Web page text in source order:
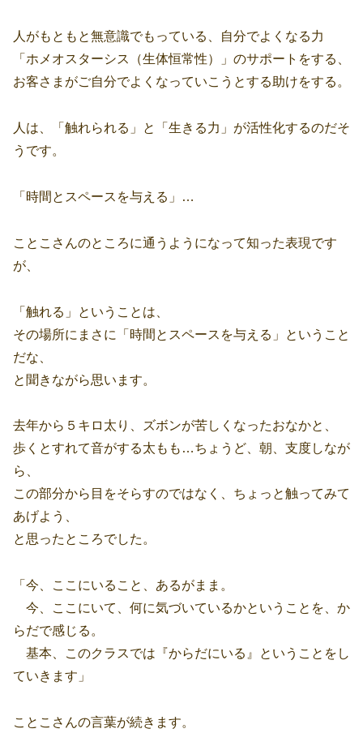
人がもともと無意識でもっている、自分でよくなる力
「ホメオスターシス（生体恒常性）」のサポートをする、
お客さまがご自分でよくなっていこうとする助けをする。
人は、「触れられる」と「生きる力」が活性化するのだそ
うです。
「時間とスペースを与える」…
ことこさんのところに通うようになって知った表現です
が、
「触れる」ということは、
その場所にまさに「時間とスペースを与える」ということ
だな、
と聞きながら思います。
去年から５キロ太り、ズボンが苦しくなったおなかと、
歩くとすれて音がする太もも…ちょうど、朝、支度しなが
ら、
この部分から目をそらすのではなく、ちょっと触ってみて
あげよう、
と思ったところでした。
「今、ここにいること、あるがまま。
今、ここにいて、何に気づいているかということを、か
らだで感じる。
基本、このクラスでは『からだにいる』ということをし
ていきます」
ことこさんの言葉が続きます。